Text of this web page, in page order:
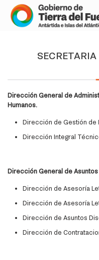
Dirección General de
Humanos.
Dirección de Gestión de
Dirección Integral
Dirección General de
Dirección de Asesoría
Dirección de Asesoría
Dirección de Asuntos
Dirección de